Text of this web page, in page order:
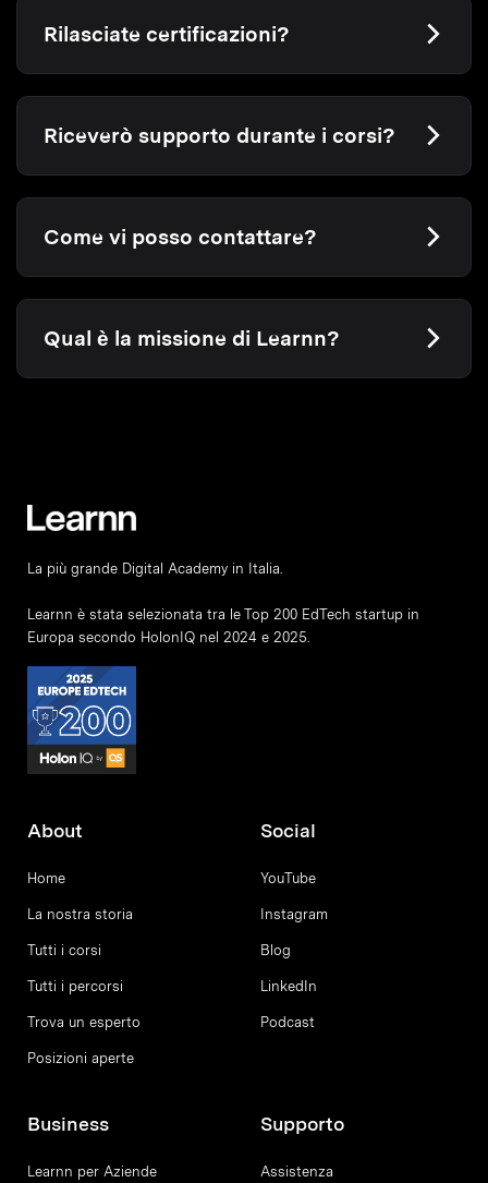
Rilasciate certificazioni?
Riceverò supporto durante i corsi?
Come vi posso contattare?
Qual è la missione di Learnn?
La più grande Digital Academy in Italia.
Learnn è stata selezionata tra le Top 200 EdTech startup in
Europa secondo HolonIQ nel 2024 e 2025.
About
Home
La nostra storia
Tutti i corsi
Tutti i percorsi
Trova un esperto
Posizioni aperte
Social
YouTube
Instagram
Blog
LinkedIn
Podcast
Business
Learnn per Aziende
Supporto
Assistenza